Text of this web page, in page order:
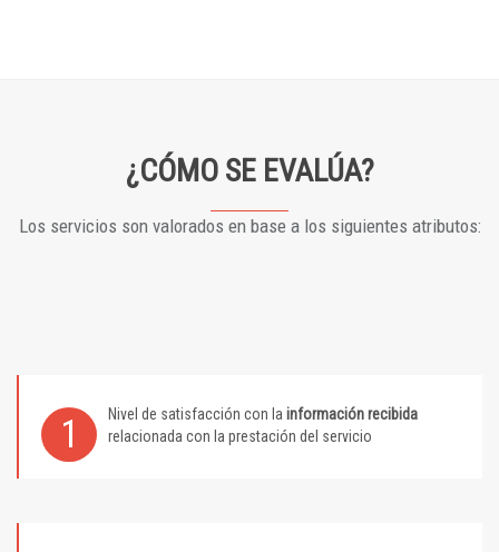
¿CÓMO SE EVALÚA?
Los servicios son valorados en base a los siguientes atributos:
1 Nivel de satisfacción con la información recibida
relacionada con la prestación del servicio